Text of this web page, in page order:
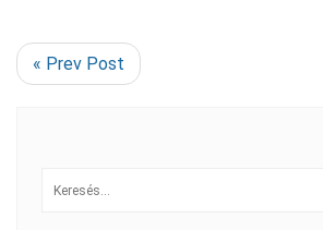
« Prev Post